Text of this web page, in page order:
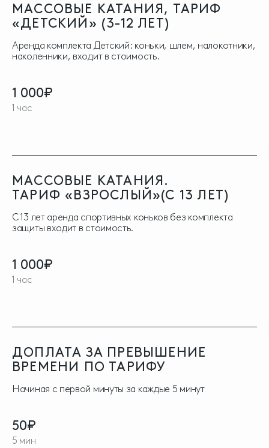
МАССОВЫЕ КАТАНИЯ, ТАРИФ
«ДЕТСКИЙ» (3-12 ЛЕТ)
Аренда комплекта Детский: коньки, шлем, налокотники,
наколенники, входит в стоимость.
1 000₽
1 час
МАССОВЫЕ КАТАНИЯ.
ТАРИФ «ВЗРОСЛЫЙ»(С 13 ЛЕТ)
С 13 лет аренда спортивных коньков без комплекта
защиты входит в стоимость.
1 000₽
1 час
ДОПЛАТА ЗА ПРЕВЫШЕНИЕ
ВРЕМЕНИ ПО ТАРИФУ
Начиная с первой минуты за каждые 5 минут
50₽
5 мин